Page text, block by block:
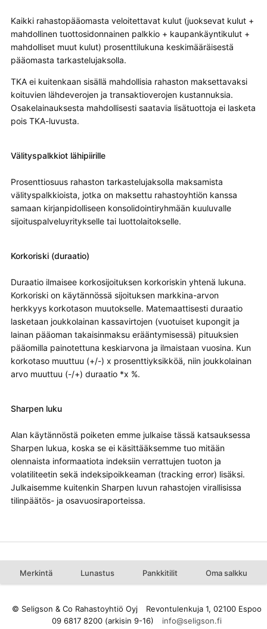
Kaikki rahastopääomasta veloitettavat kulut (juoksevat kulut +
mahdollinen tuottosidonnainen palkkio + kaupankäyntikulut +
mahdolliset muut kulut) prosenttilukuna keskimääräisestä
pääomasta tarkastelujaksolla.
TKA ei kuitenkaan sisällä mahdollisia rahaston maksettavaksi
koituvien lähdeverojen ja transaktioverojen kustannuksia.
Osakelainauksesta mahdollisesti saatavia lisätuottoja ei lasketa
pois TKA-luvusta.
Välityspalkkiot lähipiirille
Prosenttiosuus rahaston tarkastelujaksolla maksamista
välityspalkkioista, jotka on maksettu rahastoyhtiön kanssa
samaan kirjanpidolliseen konsolidointiryhmään kuuluvalle
sijoituspalveluyritykselle tai luottolaitokselle.
Korkoriski (duraatio)
Duraatio ilmaisee korkosijoituksen korkoriskin yhtenä lukuna.
Korkoriski on käytännössä sijoituksen markkina-arvon
herkkyys korkotason muutokselle. Matemaattisesti duraatio
lasketaan joukkolainan kassavirtojen (vuotuiset kupongit ja
lainan pääoman takaisinmaksu erääntymisessä) pituuksien
pääomilla painotettuna keskiarvona ja ilmaistaan vuosina. Kun
korkotaso muuttuu (+/-) x prosenttiyksikköä, niin joukkolainan
arvo muuttuu (-/+) duraatio *x %.
Sharpen luku
Alan käytännöstä poiketen emme julkaise tässä katsauksessa
Sharpen lukua, koska se ei käsittääksemme tuo mitään
olennaista informaatiota indeksiin verrattujen tuoton ja
volatiliteetin sekä indeksipoikkeaman (tracking error) lisäksi.
Julkaisemme kuitenkin Sharpen luvun rahastojen virallisissa
tilinpäätös- ja osavuosiraporteissa.
Merkintä Lunastus Pankkitilit Oma salkku
© Seligson & Co Rahastoyhtiö Oyj
Revontulenkuja 1, 02100 Espoo
09 6817 8200 (arkisin 9-16)